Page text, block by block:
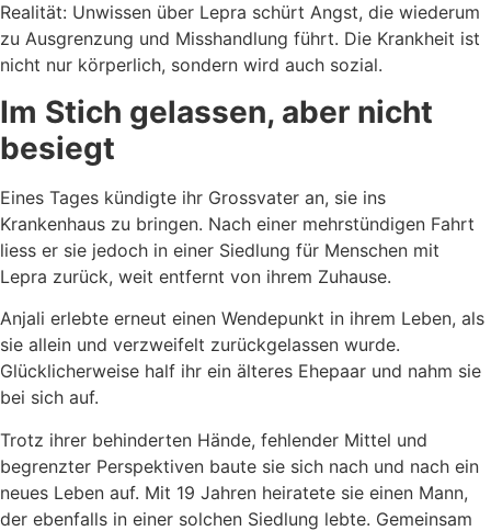
Realität: Unwissen über Lepra schürt Angst, die wiederum
zu Ausgrenzung und Misshandlung führt. Die Krankheit ist
nicht nur körperlich, sondern wird auch sozial.
Im Stich gelassen, aber nicht
besiegt
Eines Tages kündigte ihr Grossvater an, sie ins
Krankenhaus zu bringen. Nach einer mehrstündigen Fahrt
liess er sie jedoch in einer Siedlung für Menschen mit
Lepra zurück, weit entfernt von ihrem Zuhause.
Anjali erlebte erneut einen Wendepunkt in ihrem Leben, als
sie allein und verzweifelt zurückgelassen wurde.
Glücklicherweise half ihr ein älteres Ehepaar und nahm sie
bei sich auf.
Trotz ihrer behinderten Hände, fehlender Mittel und
begrenzter Perspektiven baute sie sich nach und nach ein
neues Leben auf. Mit 19 Jahren heiratete sie einen Mann,
der ebenfalls in einer solchen Siedlung lebte. Gemeinsam